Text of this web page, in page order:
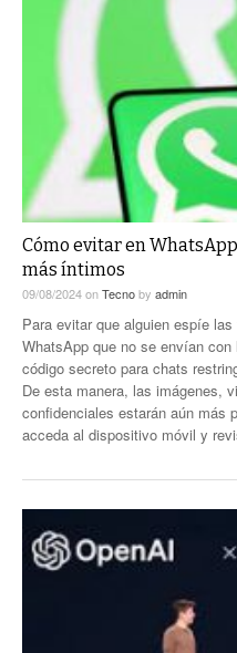
Cómo evitar en
más íntimos
09/08/2024onTecnoby admin
Para evitar que alguien espíe
WhatsApp que no se envían con
código secreto para chats
De esta manera, las imágenes,
confidenciales estarán aún más
acceda al dispositivo móvil y